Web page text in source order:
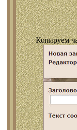
Копируем